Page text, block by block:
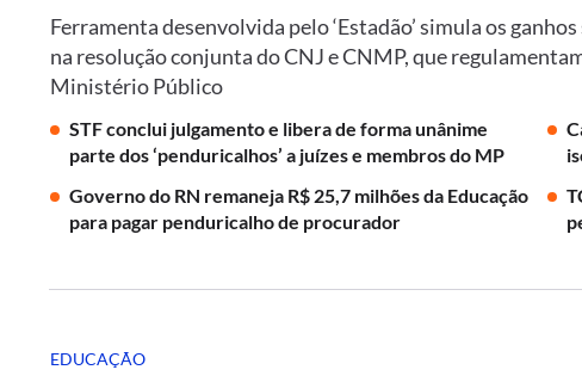
Ferramenta desenvolvida pelo ‘Estadão’ simula os
na resolução conjunta do CNJ e CNMP, que
Ministério Público
STF conclui julgamento e libera de forma unânime
parte dos ‘penduricalhos’ a juízes e membros do MP
Governo do RN remaneja R$ 25,7 milhões da Educação
para pagar penduricalho de procurador
EDUCAÇÃO